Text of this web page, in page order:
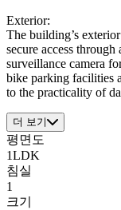
Exterior:
The building’s
secure access
surveillance camera
bike parking facilities
to the practicality of
더 보기
평면도
1LDK
침실
1
크기